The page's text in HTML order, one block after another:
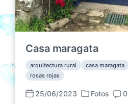
Casa maragata
arquitectura rural casa maragata
rosas rojas
F
25/06/2023
P
Fotos
C
0